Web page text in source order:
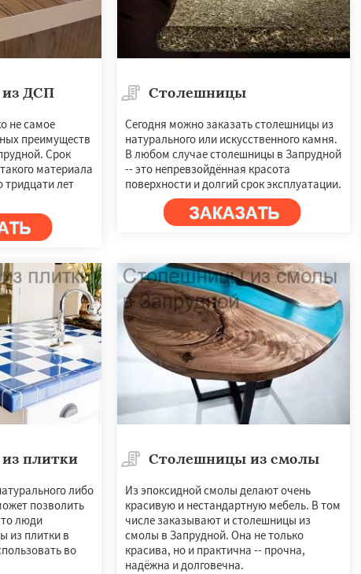
ДСП
не самое
преимуществ
Срок
материала
тридцати лет
Столешницы
Сегодня можно заказать столешницы из
натурального или искусственного камня.
В любом случае столешницы в Запрудной
-- это непревзойдённая красота
поверхности и долгий срок эксплуатации.
плитки
либо
позволить
люди
из плитки в
во
Столешницы из смолы
Из эпоксидной смолы делают очень
красивую и нестандартную мебель. В том
числе заказывают и столешницы из
смолы в Запрудной. Она не только
красива, но и практична -- прочна,
надёжна и долговечна.